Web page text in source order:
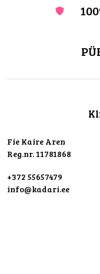
Fie Kaire Aren
Reg.nr. 11781868
+372 55657479
info@kadari.ee